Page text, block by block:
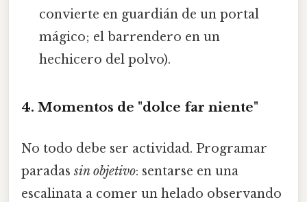
convierte en guardián de un portal
mágico; el barrendero en un
hechicero del polvo).
4. Momentos de "dolce far niente"
No todo debe ser actividad. Programar
paradassin objetivo: sentarse en una
escalinata a comer un helado observando